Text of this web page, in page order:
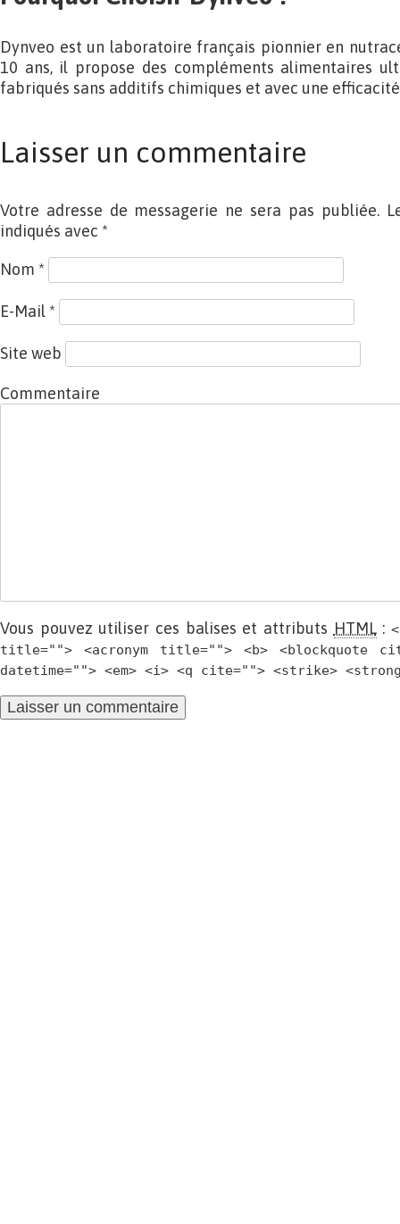
Dynveo est un laboratoire français pionnier en
10 ans, il propose des compléments alimentaires
fabriqués sans additifs chimiques et avec une
Laisser un commentaire
Votre adresse de messagerie ne sera pas publiée.
indiqués avec *
Nom *
E-Mail *
Site web
Commentaire
Vous pouvez utiliser ces balises et attributs HTML:
title=""> <acronym title=""> <b> <blockquote
datetime=""> <em> <i> <q cite=""> <strike>